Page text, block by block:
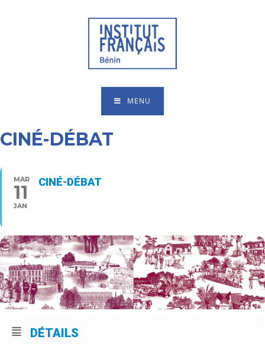
MENU
CINÉ-DÉBAT
MAR
11
JAN
CINÉ-DÉBAT
DÉTAILS